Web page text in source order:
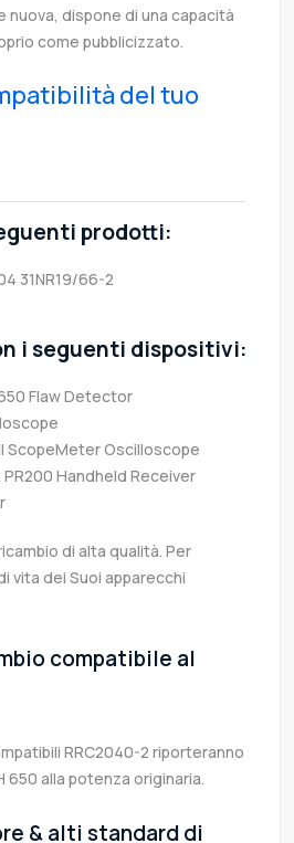
nuova, dispone di una capacità
come pubblicizzato.
del tuo
prodotti:
31NR19/66-2
i seguenti dispositivi:
Flaw Detector
ScopeMeter Oscilloscope
Handheld Receiver
di alta qualità. Per
vita dei Suoi apparecchi
compatibile al
RRC2040-2 riporteranno
650 alla potenza originaria.
& alti standard di